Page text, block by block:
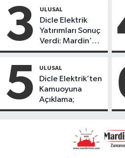
3 ULUSAL
Dicle Elektrik
Yatırımları Sonuç
Verdi: Mardin’de
Kayıp Kaçak
Düşüş
5 ULUSAL
Dicle Elektrik’ten
Kamuoyuna
Açıklama;